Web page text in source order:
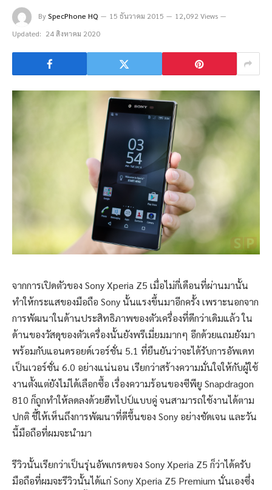
BySpecPhone HQ 15 ธันวาคม 2015
12,092 Views
Updated: 24 สิงหาคม 2020
จากการเปิดตัวของ Sony Xperia Z5 เมื่อไม่กี่เดือนที่ผ่านมานั้น
ทำให้กระแสของมือถือ Sony นั้นแรงขึ้นมาอีกครั้ง เพราะนอกจาก
การพัฒนาในด้านประสิทธิภาพของตัวเครื่องที่ดีกว่าเดิมแล้ว ใน
ด้านของวัสดุของตัวเครื่องนั้นยังพรีเมี่ยมมากๆ อีกด้วยแถมยังมา
พร้อมกับแอนดรอยด์เวอร์ชั่น 5.1 ที่ยืนยันว่าจะได้รับการอัพเดท
เป็นเวอร์ชั่น 6.0 อย่างแน่นอน เรียกว่าสร้างความมั่นใจให้กับผู้ใช้
งานตั้งแต่ยังไม่ได้เลือกซื้อ เรื่องความร้อนของซีพียู Snapdragon
810 ก็ถูกทำให้ลดลงด้วยฮีทไปป์แบบคู่ จนสามารถใช้งานได้ตาม
ปกติ ชี้ให้เห็นถึงการพัฒนาที่ดีขึ้นของ Sony อย่างชัดเจน และวัน
นี้มือถือที่ผมจะนำมา
รีวิวนั้นเรียกว่าเป็นรุ่นอัพเกรดของ Sony Xperia Z5 ก็ว่าได้ครับ
มือถือที่ผมจะรีวิวนั้นได้แก่ Sony Xperia Z5 Premium นั่นเองซึ่ง